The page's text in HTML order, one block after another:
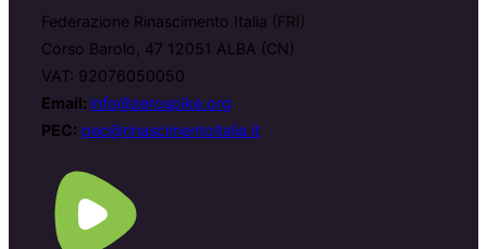
Federazione Rinascimento Italia (FRI)
Corso Barolo, 47 12051 ALBA (CN)
VAT: 92076050050
Email: info@zerospike.org
PEC: pec@rinascimentoitalia.it